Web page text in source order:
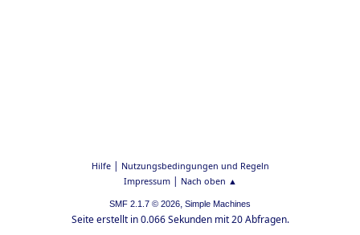
Hilfe| Nutzungsbedingungen und Regeln
Impressum| Nach oben ▲
SMF 2.1.7 © 2026, Simple Machines
Seite erstellt in 0.066 Sekunden mit 20 Abfragen.